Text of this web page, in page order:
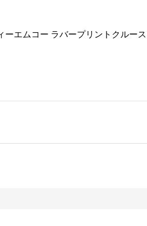
エムコー ラバープリントクルース